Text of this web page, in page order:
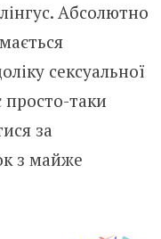
Абсолютно
сeксуальної
просто-таки
за
з майже